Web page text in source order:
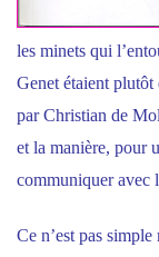
les minets qui
Genet étaient plutôt
par Christian de
et la manière, pour
communiquer avec
Ce n’est pas